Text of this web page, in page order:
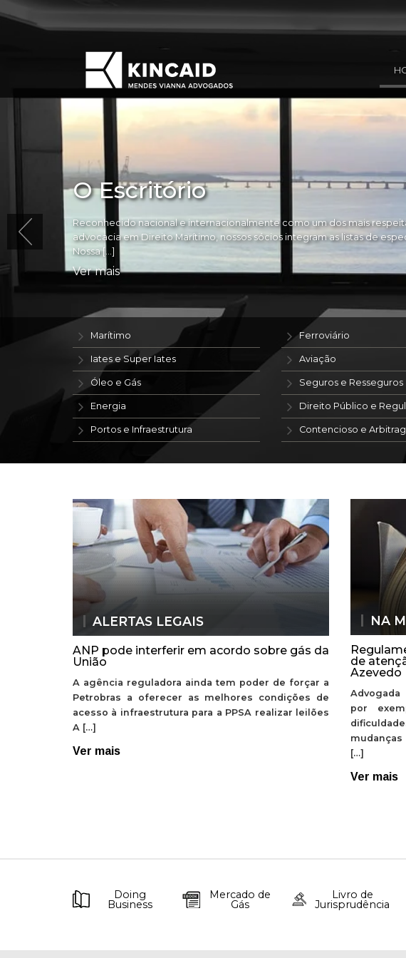
O Escritório
Reconhecido nacional e internacionalmente como um dos mais
advocacia em Direito Marítimo, nossos sócios integram as listas de
Nossa […]
Ver mais
Marítimo
Iates e Super Iates
Óleo e Gás
Energia
Portos e Infraestrutura
Ferroviário
Aviação
Seguros e Resseguros
Direito Público e
Contencioso e
ALERTAS LEGAIS
ANP pode interferir em acordo sobre gás da
União
A agência reguladora ainda tem poder de forçar a
Petrobras a oferecer as melhores condições de
acesso à infraestrutura para a PPSA realizar leilões
A […]
Ver mais
NA
de
Azevedo
por
[…]
Ver mais
Doing
Business
Mercado de
Gás
Livro de
Jurisprudência